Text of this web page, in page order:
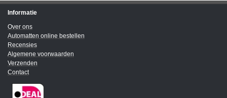
Informatie
Over ons
Automatten online bestellen
Recensies
Algemene voorwaarden
Verzenden
Contact